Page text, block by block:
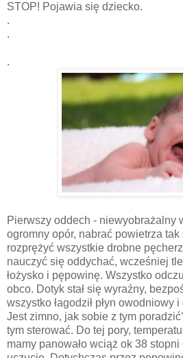
STOP! Pojawia się dziecko.
.
.
.
Pierwszy oddech - niewyobrażalny
ogromny opór, nabrać powietrza
rozprężyć wszystkie drobne
nauczyć się oddychać, wcześniej
łożysko i pępowinę. Wszystko
obco. Dotyk stał się wyraźny,
wszystko łagodził płyn owodniowy
Jest zimno, jak sobie z tym
tym sterować. Do tej pory,
mamy panowało wciąż ok 38 stopni